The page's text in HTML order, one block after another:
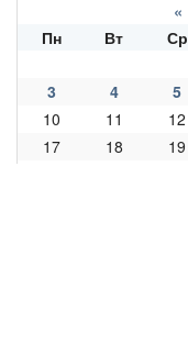
«
Пн
Вт Ср
3
4 5
10
11 12
17
18 19